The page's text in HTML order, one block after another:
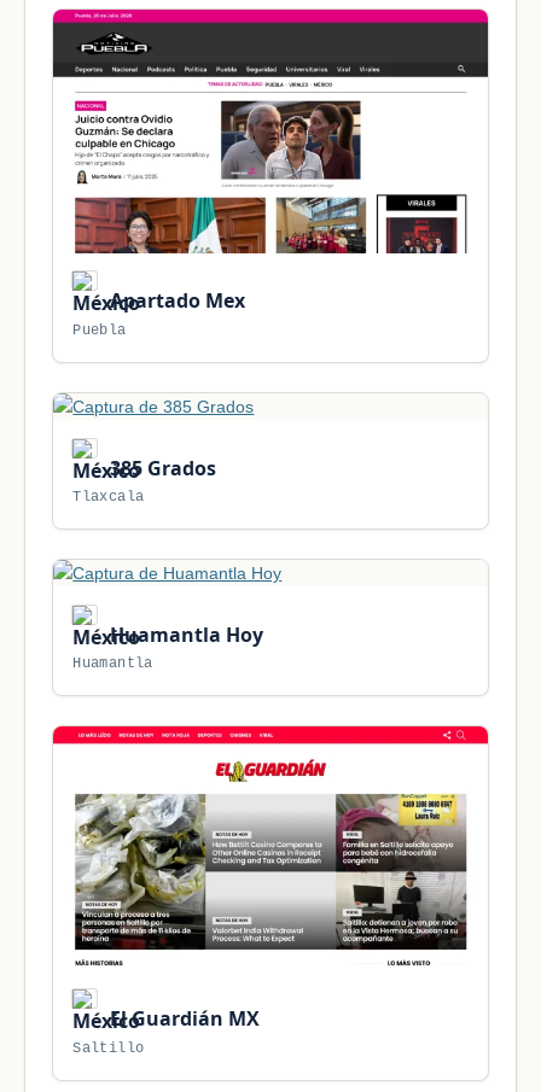
Apartado Mex
Puebla
385 Grados
Tlaxcala
Huamantla Hoy
Huamantla
El Guardián MX
Saltillo